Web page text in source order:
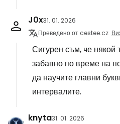
J0x31. 01. 2026
Преведено от cestee.cz
Сигурен съм, че някой
забавно по време на
да научите главни
интервалите.
knyta31. 01. 2026